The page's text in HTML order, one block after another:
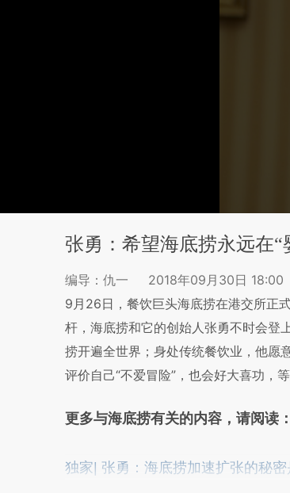
张勇：希望海底捞永远在“
编导：仇一
2018年09月30日 18:00
9月26日，餐饮巨头海底捞在港交所正
杆，海底捞和它的创始人张勇不时会登
捞开遍全世界；身处传统餐饮业，他愿
评价自己“不爱冒险”，也会好大喜功，
更多与海底捞有关的内容，请阅读：
独家| 张勇：海底捞加速扩张的秘密